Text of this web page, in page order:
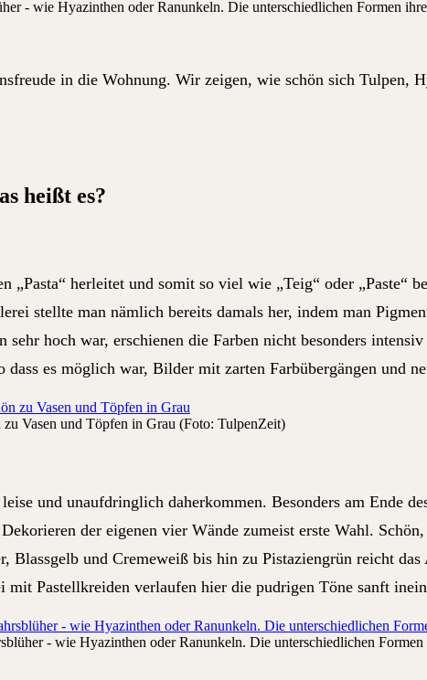
in die Wohnung. Wir zeigen, wie schön sich Tulpen,
heißt es?
„Pasta“ herleitet und somit so viel wie „Teig“ oder „Paste“
stellte man nämlich bereits damals her, indem man
hoch war, erschienen die Farben nicht besonders
es möglich war, Bilder mit zarten Farbübergängen und
zu Vasen und Töpfen in Grau (Foto: TulpenZeit)
und unaufdringlich daherkommen. Besonders am Ende
der eigenen vier Wände zumeist erste Wahl.
und Cremeweiß bis hin zu Pistaziengrün reicht
Pastellkreiden verlaufen hier die pudrigen Töne sanft
- wie Hyazinthen oder Ranunkeln. Die unterschiedlichen